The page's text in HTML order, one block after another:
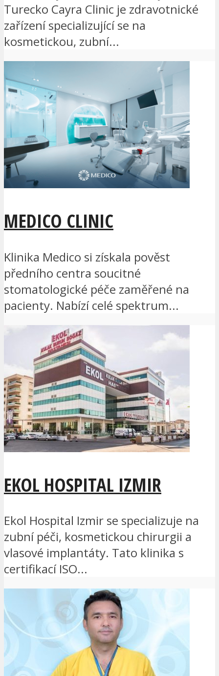
Turecko Cayra Clinic je zdravotnické
zařízení specializující se na
kosmetickou, zubní...
MEDICO CLINIC
Klinika Medico si získala pověst
předního centra soucitné
stomatologické péče zaměřené na
pacienty. Nabízí celé spektrum...
EKOL HOSPITAL IZMIR
Ekol Hospital Izmir se specializuje na
zubní péči, kosmetickou chirurgii a
vlasové implantáty. Tato klinika s
certifikací ISO...